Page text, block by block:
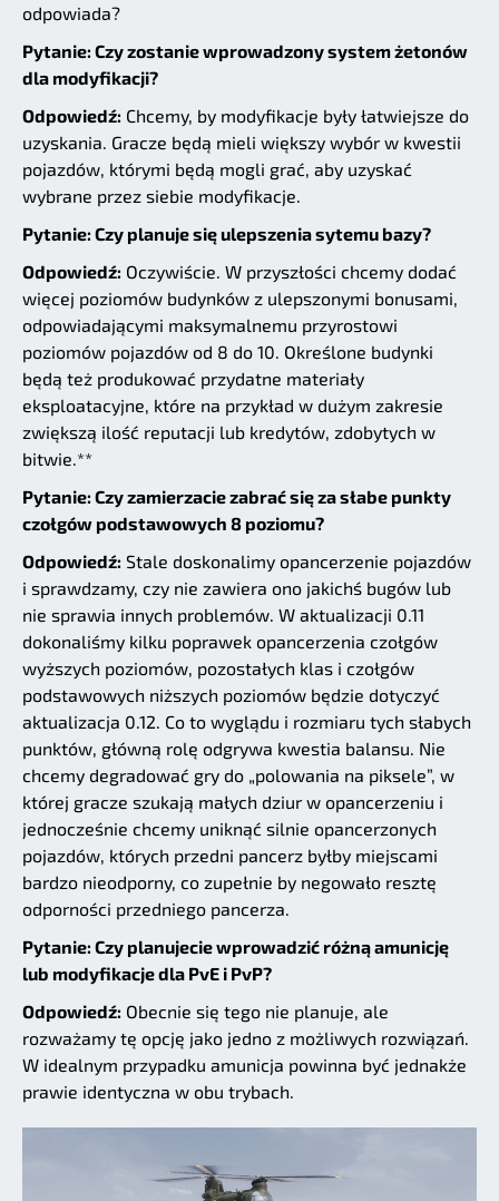
odpowiada?
Pytanie: Czy zostanie wprowadzony system żetonów
dla modyfikacji?
Odpowiedź: Chcemy, by modyfikacje były łatwiejsze do
uzyskania. Gracze będą mieli większy wybór w kwestii
pojazdów, którymi będą mogli grać, aby uzyskać
wybrane przez siebie modyfikacje.
Pytanie: Czy planuje się ulepszenia sytemu bazy?
Odpowiedź: Oczywiście. W przyszłości chcemy dodać
więcej poziomów budynków z ulepszonymi bonusami,
odpowiadającymi maksymalnemu przyrostowi
poziomów pojazdów od 8 do 10. Określone budynki
będą też produkować przydatne materiały
eksploatacyjne, które na przykład w dużym zakresie
zwiększą ilość reputacji lub kredytów, zdobytych w
bitwie.**
Pytanie: Czy zamierzacie zabrać się za słabe punkty
czołgów podstawowych 8 poziomu?
Odpowiedź: Stale doskonalimy opancerzenie pojazdów
i sprawdzamy, czy nie zawiera ono jakichś bugów lub
nie sprawia innych problemów. W aktualizacji 0.11
dokonaliśmy kilku poprawek opancerzenia czołgów
wyższych poziomów, pozostałych klas i czołgów
podstawowych niższych poziomów będzie dotyczyć
aktualizacja 0.12. Co to wyglądu i rozmiaru tych słabych
punktów, główną rolę odgrywa kwestia balansu. Nie
chcemy degradować gry do „polowania na piksele”, w
której gracze szukają małych dziur w opancerzeniu i
jednocześnie chcemy uniknąć silnie opancerzonych
pojazdów, których przedni pancerz byłby miejscami
bardzo nieodporny, co zupełnie by negowało resztę
odporności przedniego pancerza.
Pytanie: Czy planujecie wprowadzić różną amunicję
lub modyfikacje dla PvE i PvP?
Odpowiedź: Obecnie się tego nie planuje, ale
rozważamy tę opcję jako jedno z możliwych rozwiązań.
W idealnym przypadku amunicja powinna być jednakże
prawie identyczna w obu trybach.